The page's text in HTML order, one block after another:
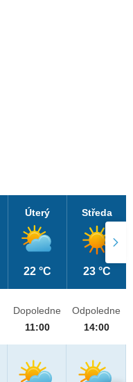
Úterý
22 °C
Středa
23 °C
Dopoledne
11:00
Odpoledne
14:00